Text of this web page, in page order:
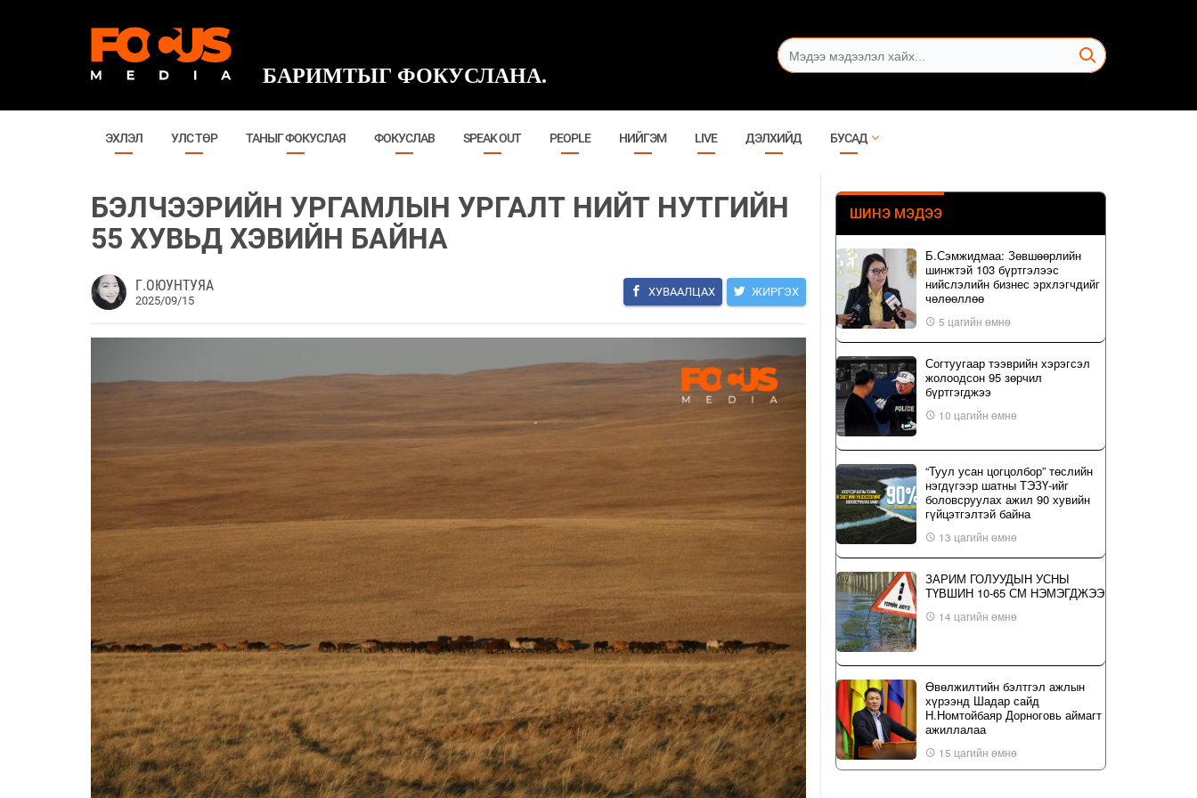
БАРИМТЫГ ФОКУСЛАНА.
ЭХЛЭЛ УЛС ТӨР ТАНЫГ ФОКУСЛАЯ ФОКУСЛАВ SPEAK OUT PEOPLE НИЙГЭМ LIVE ДЭЛХИЙД БУСАД
БЭЛЧЭЭРИЙН УРГАМЛЫН УРГАЛТ НИЙТ НУТГИЙН
55 ХУВЬД ХЭВИЙН БАЙНА
Г.ОЮУНТУЯА
2025/09/15
ХУВААЛЦАХ ЖИРГЭХ
ШИНЭ МЭДЭЭ
Б.Сэмжидмаа: Зөвшөөрлийн
шинжтэй 103 бүртгэлээс
нийслэлийн бизнес эрхлэгчдийг
чөлөөллөө
5 цагийн өмнө
Согтуугаар тээврийн хэрэгсэл
жолоодсон 95 зөрчил
бүртгэгджээ
10 цагийн өмнө
“Туул усан цогцолбор” төслийн
нэгдүгээр шатны ТЭЗҮ-ийг
боловсруулах ажил 90 хувийн
гүйцэтгэлтэй байна
13 цагийн өмнө
ЗАРИМ ГОЛУУДЫН УСНЫ
ТҮВШИН 10-65 СМ НЭМЭГДЖЭЭ
14 цагийн өмнө
Өвөлжилтийн бэлтгэл ажлын
хүрээнд Шадар сайд
Н.Номтойбаяр Дорноговь аймагт
ажиллалаа
15 цагийн өмнө